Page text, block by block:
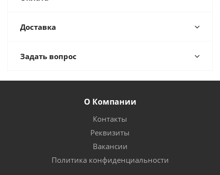
Доставка
Задать вопрос
О Компании
Контакты
Реквизиты
Вакансии
Политика конфиденциальности